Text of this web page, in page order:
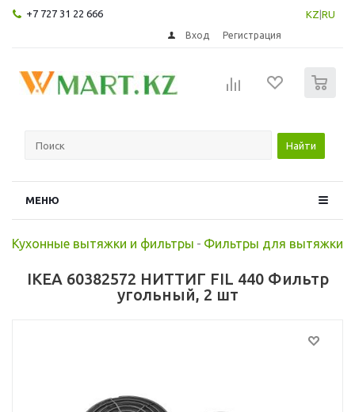
+7 727 31 22 666 KZ RU
Вход Регистрация
Найти
МЕНЮ
Кухонные вытяжки и фильтры - Фильтры для вытяжки
IKEA 60382572 НИТТИГ FIL 440 Фильтр
угольный, 2 шт